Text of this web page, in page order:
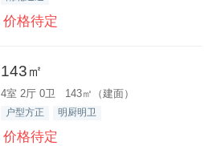
价格待定
143㎡
4室 2厅 0卫 143㎡（建面）
户型方正 明厨明卫
价格待定